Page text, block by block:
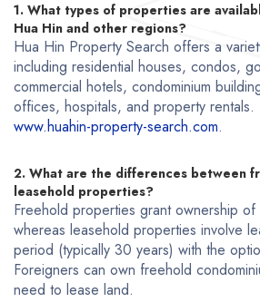
1. What types of properties are
Hua Hin and other regions?
Hua Hin Property Search offers a
including residential houses, condos,
commercial hotels, condominium
offices, hospitals, and property rentals.
www.huahin-property-search.com.
2. What are the differences between
leasehold properties?
Freehold properties grant ownership
whereas leasehold properties involve
period (typically 30 years) with the
Foreigners can own freehold
need to lease land.